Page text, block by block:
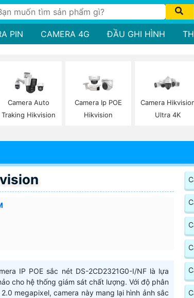
PIN CAMERA 4G ĐẦU GHI HÌNH
Camera Auto
Traking Hikvision
Camera Ip POE
Hikvision
Camera
Ultra 4K
IP POE sắc nét DS-2CD2321G0-I/NF là lựa
cho hệ thống giám sát chất lượng. Với độ phân
megapixel, camera này mang lại hình ảnh sắc